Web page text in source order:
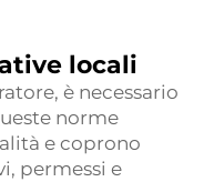
locali
è necessario
norme
e coprono
permessi e